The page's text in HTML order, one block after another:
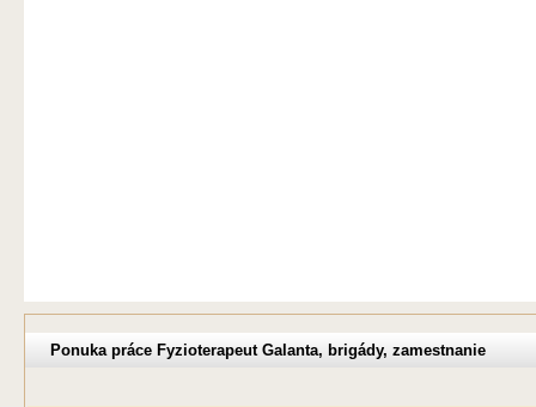
Ponuka práce Fyzioterapeut Galanta, brigády, zamestnanie